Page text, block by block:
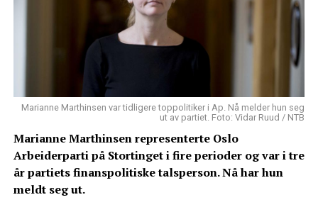
Marianne Marthinsen var tidligere toppolitiker i Ap. Nå melder hun seg
ut av partiet. Foto: Vidar Ruud / NTB
Marianne Marthinsen representerte Oslo
Arbeiderparti på Stortinget i fire perioder og var i tre
år partiets finanspolitiske talsperson. Nå har hun
meldt seg ut.